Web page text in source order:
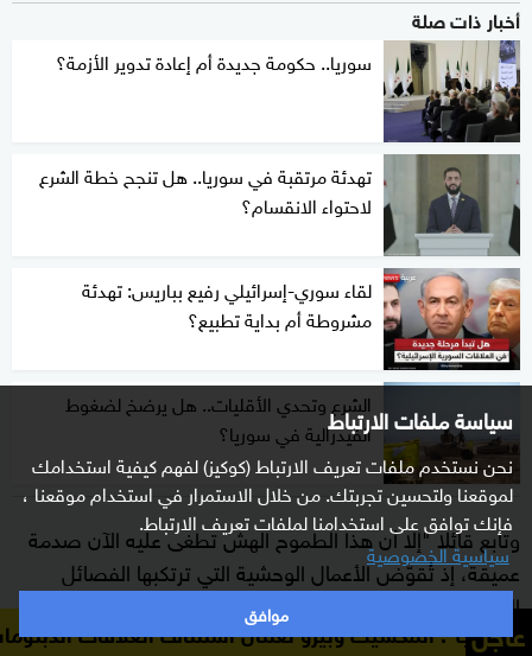
سياسة ملفات الارتباط
نحن نستخدم ملفات تعريف الارتباط (كوكيز) لفهم كيفية استخدامك
لموقعنا ولتحسين تجربتك. من خلال الاستمرار في استخدام موقعنا ،
فإنك توافق على استخدامنا لملفات تعريف الارتباط.
سياسية الخصوصية
موافق
أخبار ذات صلة
سوريا.. حكومة جديدة أم إعادة تدوير الأزمة؟
تهدئة مرتقبة في سوريا.. هل تنجح خطة الشرع
لاحتواء الانقسام؟
لقاء سوري-إسرائيلي رفيع بباريس: تهدئة
مشروطة أم بداية تطبيع؟
الشرع وتحدي الأقليات.. هل يرضخ لضغوط
الفيدرالية في سوريا؟
وتابع قائلا "إلا أن هذا الطموح الهش تطغى عليه الآن صدمة
عميقة، إذ تُقوّض الأعمال الوحشية التي ترتكبها الفصائل
المتحاربة على الأرض سلطة الحكومة وتزعزع أي مظهر من
مظاهر النظام".
عاجل
وبيرو تعلنان استئناف العلاقات الدبلوماسية "أ.ف.ب":